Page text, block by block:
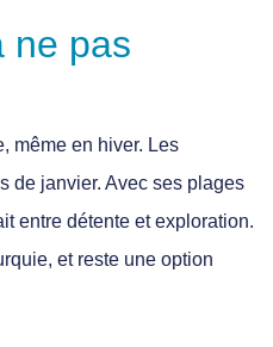
ne pas
, même en hiver. Les
de janvier. Avec ses plages
entre détente etexploration.
et reste une option